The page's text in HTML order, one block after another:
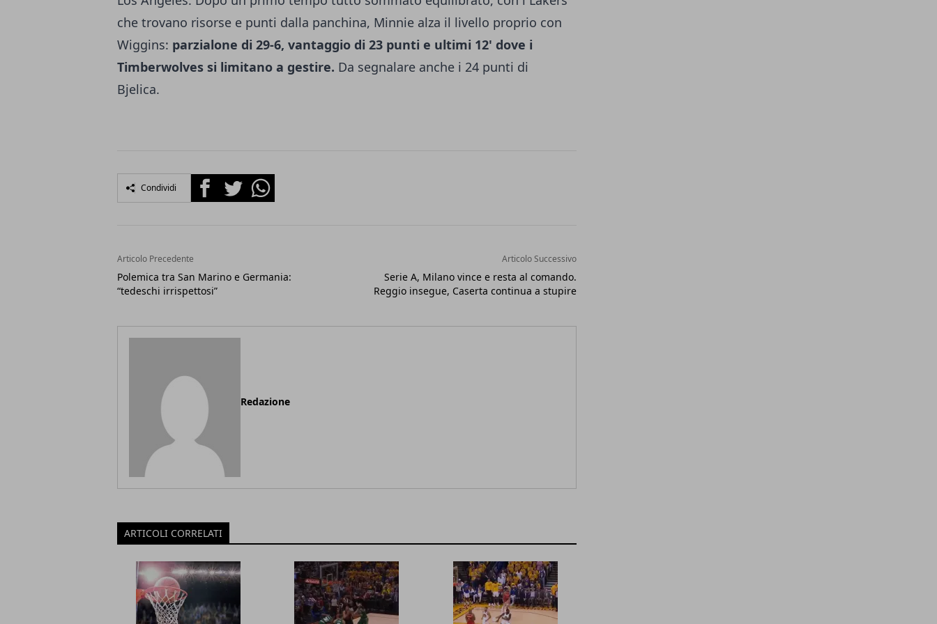
che trovano risorse e punti dalla panchina, Minnie alza il livello proprio con
Wiggins: parzialone di 29-6, vantaggio di 23 punti e ultimi 12' dove i
Timberwolves si limitano a gestire. Da segnalare anche i 24 punti di
Bjelica.
Condividi FacebookTwitterWhatsapp
Articolo Precedente
Polemica tra San Marino e Germania:
“tedeschi irrispettosi”
Articolo Successivo
Serie A, Milano vince e resta al comando.
Reggio insegue, Caserta continua a stupire
Redazione
ARTICOLI CORRELATI